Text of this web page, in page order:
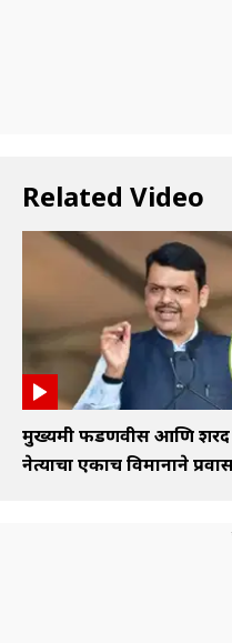
Related Video
मुख्यमंत्री फडणवीस आणि शरद
नेत्याचा एकाच विमानाने